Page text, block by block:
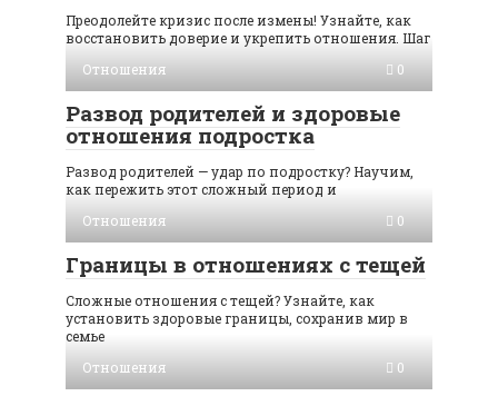
Преодолейте кризис после измены! Узнайте, как
восстановить доверие и укрепить отношения. Шаг
Отношения
0
Развод родителей и здоровые
отношения подростка
Развод родителей — удар по подростку? Научим,
как пережить этот сложный период и
Отношения
0
Границы в отношениях с тещей
Сложные отношения с тещей? Узнайте, как
установить здоровые границы, сохранив мир в
семье
Отношения
0